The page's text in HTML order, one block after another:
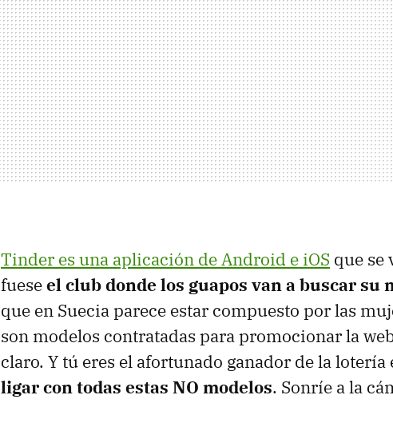
Tinder es una aplicación de Android e iOS que se
fueseel club donde los guapos van a buscar su
que en Suecia parece estar compuesto por las
son modelos contratadas para promocionar la
claro. Y tú eres el afortunado ganador de la lotería
ligar con todas estas NO modelos. Sonríe a la